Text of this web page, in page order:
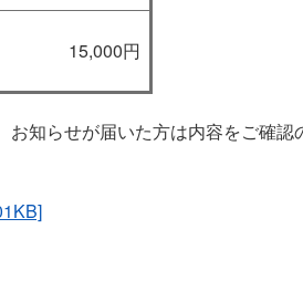
15,000円
知らせが届いた方は内容をご確認